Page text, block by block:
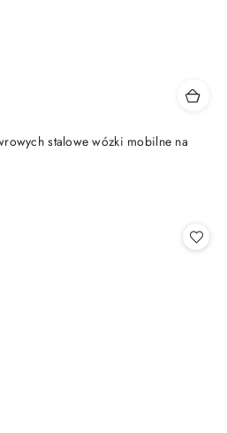
stalowe wózki mobilne na